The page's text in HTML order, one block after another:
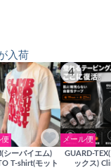
入荷
便
シーバイエム)
T-shirt(モット
4
メール便
GUARD-
ックス)